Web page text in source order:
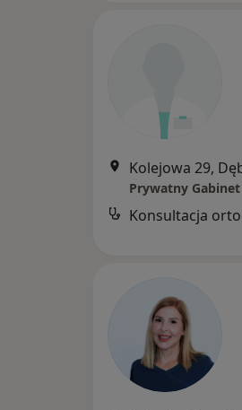
Kolejowa 29,
Prywatny
Konsultacja